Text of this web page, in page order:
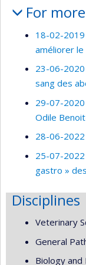
For
18-02-2019
améliorer
23-06-2020
sang des
29-07-2020
Odile
28-06-2022
25-07-2022
gastro »
Disciplines
Veterinary
General
Biology and